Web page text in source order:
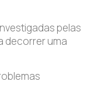
pelas
decorrer uma